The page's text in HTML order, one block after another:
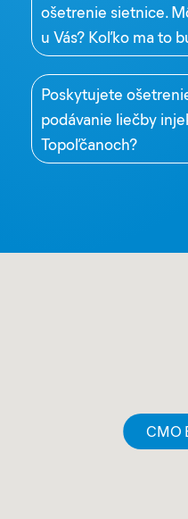
ošetrenie sietnice.
u Vás? Koľko ma to
Poskytujete
podávanie liečby
Topoľčanoch?
CMO